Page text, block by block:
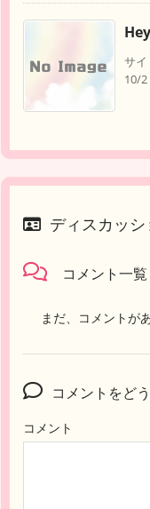
サ
10/
ディスカッシ
コメント一覧
まだ、コメントが
コメントをど
コメント